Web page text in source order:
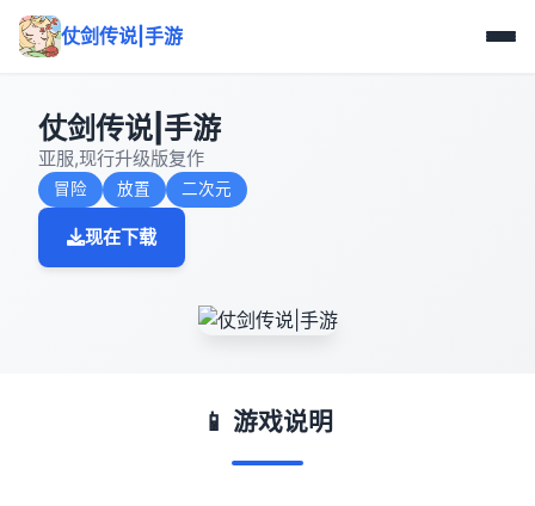
仗剑传说|手游
仗剑传说|手游
亚服,现行升级版复作
冒险 放置 二次元
现在下载
📱 游戏说明